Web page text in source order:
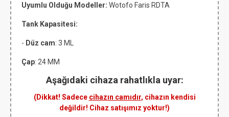
Uyumlu Olduğu Modeller: Wotofo Faris RDTA
Tank Kapasitesi:
- Düz cam: 3 ML
Çap: 24 MM
Aşağıdaki cihaza rahatlıkla uyar:
(Dikkat! Sadece cihazın camıdır, cihazın kendisi
değildir! Cihaz satışımız yoktur!)